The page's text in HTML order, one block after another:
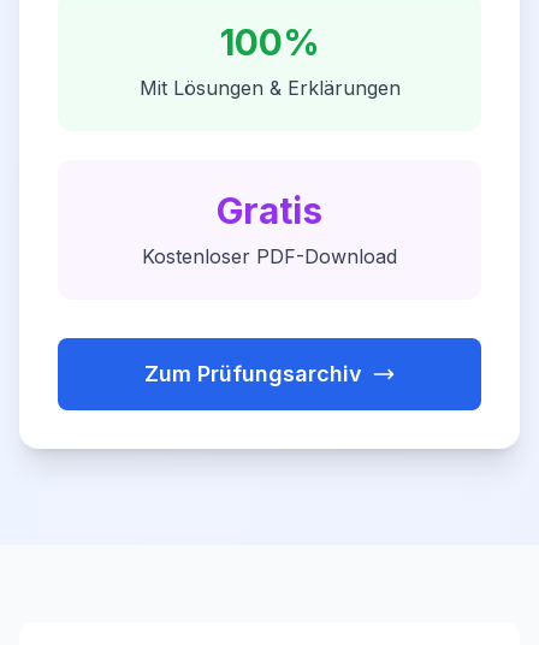
100%
Mit Lösungen & Erklärungen
Gratis
Kostenloser PDF-Download
Zum Prüfungsarchiv